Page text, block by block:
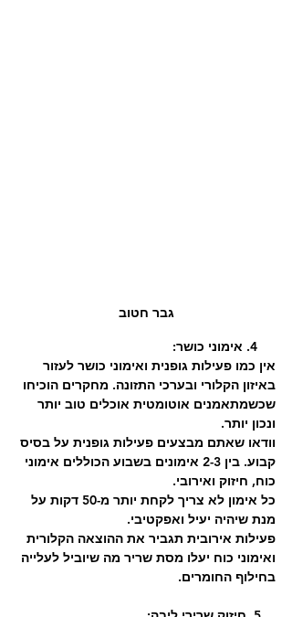
גבר חטוב
אין כמו פעילות גופנית ואימוני כושר לעזור
באיזון הקלורי ובערכי התזונה. מחקרים הוכיחו
שכשמתאמנים אוטומטית אוכלים טוב יותר
ונכון יותר.
וודאו שאתם מבצעים פעילות גופנית על בסיס
קבוע. בין 2-3 אימונים בשבוע הכוללים אימוני
כוח, חיזוק ואירובי.
כל אימון לא צריך לקחת יותר מ-50 דקות על
מנת שיהיה יעיל ואפקטיבי.
פעילות אירובית תגביר את ההוצאה הקלורית
ואימוני כוח יעלו מסת שריר מה שיוביל לעלייה
בחילוף החומרים.